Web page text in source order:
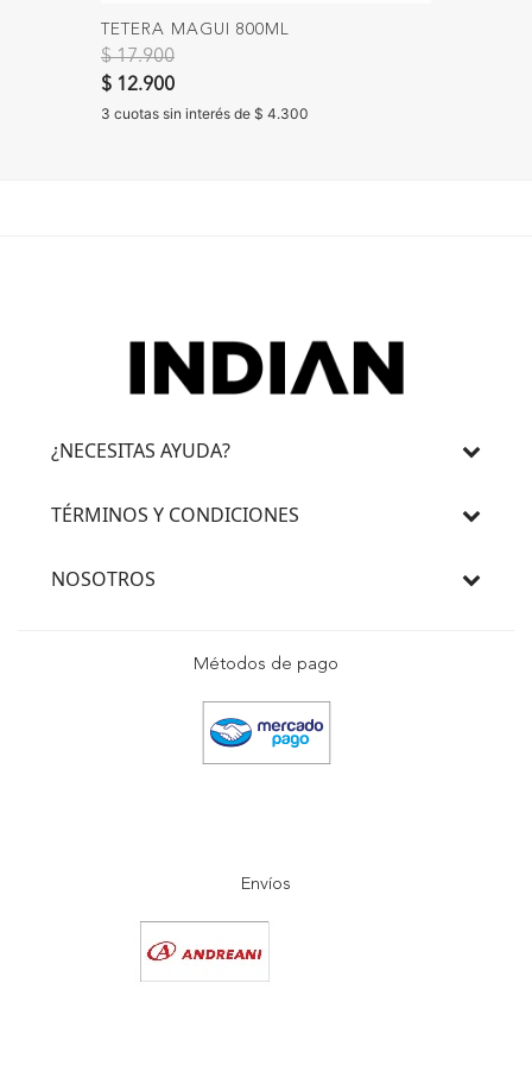
TETERA MAGUI 800ML
Precio reducido de
$ 17.900a
$ 12.900
3 cuotas sin interés de $ 4.300
¿NECESITAS AYUDA?
TÉRMINOS Y CONDICIONES
NOSOTROS
Métodos de pago
Envíos